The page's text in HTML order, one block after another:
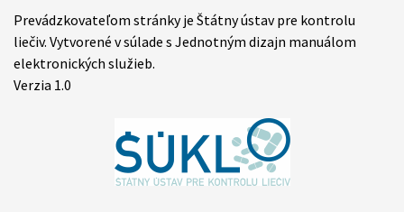
Items
Prevádzkovateľom stránky je Štátny ústav pre kontrolu
liečiv. Vytvorené v súlade s Jednotným dizajn manuálom
elektronických služieb.
Verzia 1.0